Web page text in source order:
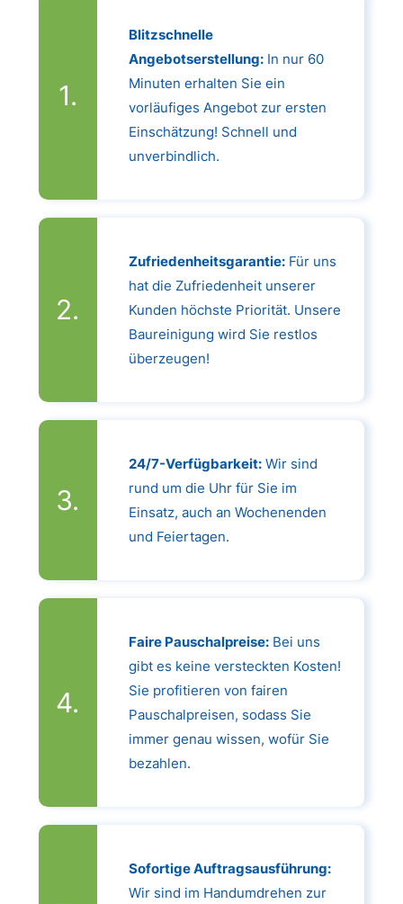
Blitzschnelle
Angebotserstellung:In nur 60
Minuten erhalten Sie ein
vorläufiges Angebot zur ersten
Einschätzung! Schnell und
unverbindlich.
Zufriedenheitsgarantie:Für uns
hat die Zufriedenheit unserer
Kunden höchste Priorität. Unsere
Baureinigung wird Sie restlos
überzeugen!
24/7-Verfügbarkeit:Wir sind
rund um die Uhr für Sie im
Einsatz, auch an Wochenenden
und Feiertagen.
Faire Pauschalpreise:Bei uns
gibt es keine versteckten Kosten!
Sie profitieren von fairen
Pauschalpreisen, sodass Sie
immer genau wissen, wofür Sie
bezahlen.
Sofortige Auftragsausführung:
Wir sind im Handumdrehen zur